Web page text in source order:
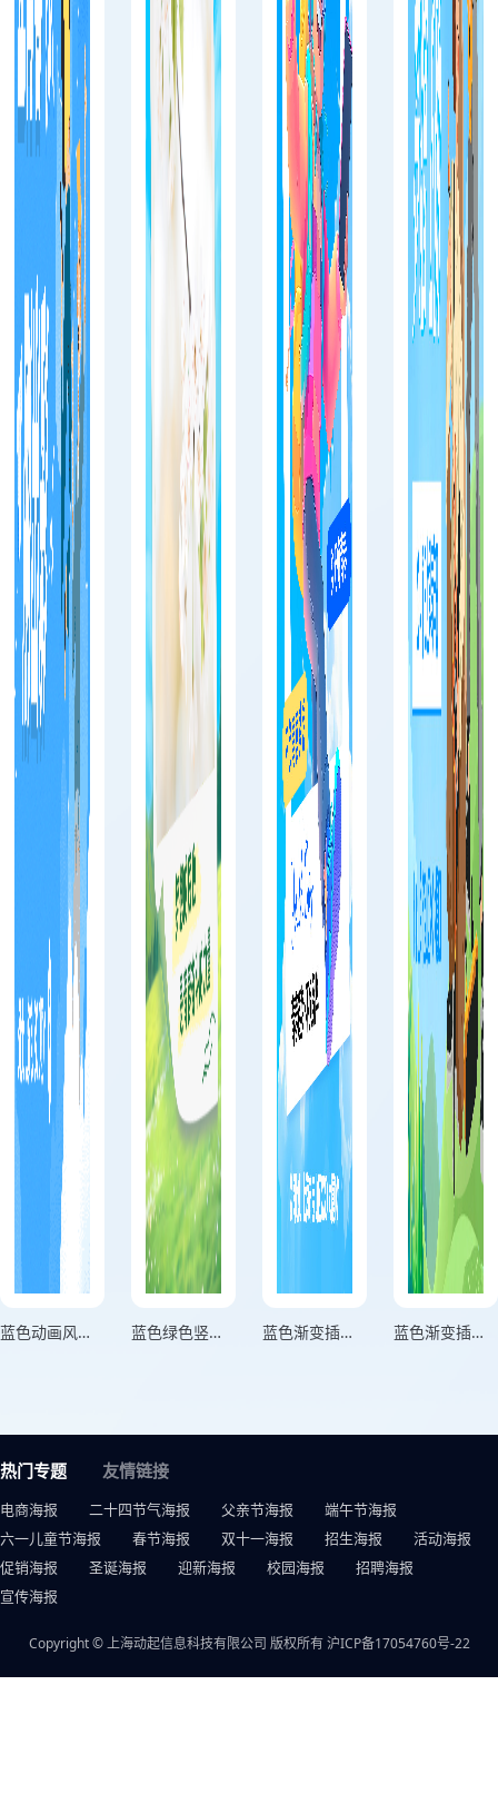
蓝色动画风青春出彩五四青年节海报 蓝色绿色竖版五四青春海报 蓝色渐变插画风格无热爱不青春世界与青年同行竖版第三世界青年日海报 蓝色渐变插画风格青春无畏梦想飞扬横板第三世界青年日海报
热门专题 友情链接
电商海报 二十四节气海报 父亲节海报
端午节海报
六一儿童节海报
春节海报 双十一海报 招生海报
活动海报
促销海报
圣诞海报 迎新海报 校园海报
招聘海报
宣传海报
Copyright © 上海动起信息科技有限公司 版权所有沪ICP备17054760号-22